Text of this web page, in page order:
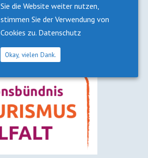
Sie die Website weiter nutzen,
stimmen Sie der Verwendung von
Cookies zu. Datenschutz
Okay, vielen Dank.